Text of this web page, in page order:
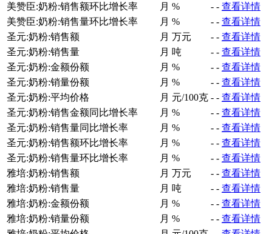
美赞臣:奶粉:销售额环比增长率
月 % - - 查看详情
美赞臣:奶粉:销售量环比增长率
月 % - - 查看详情
圣元:奶粉:销售额
月 万元 - - 查看详情
圣元:奶粉:销售量
月 吨 - - 查看详情
圣元:奶粉:金额份额
月 % - - 查看详情
圣元:奶粉:销量份额
月 % - - 查看详情
圣元:奶粉:平均价格
月 元/100克 - - 查看详情
圣元:奶粉:销售金额同比增长率
月 % - - 查看详情
圣元:奶粉:销售量同比增长率
月 % - - 查看详情
圣元:奶粉:销售额环比增长率
月 % - - 查看详情
圣元:奶粉:销售量环比增长率
月 % - - 查看详情
雅培:奶粉:销售额
月 万元 - - 查看详情
雅培:奶粉:销售量
月 吨 - - 查看详情
雅培:奶粉:金额份额
月 % - - 查看详情
雅培:奶粉:销量份额
月 % - - 查看详情